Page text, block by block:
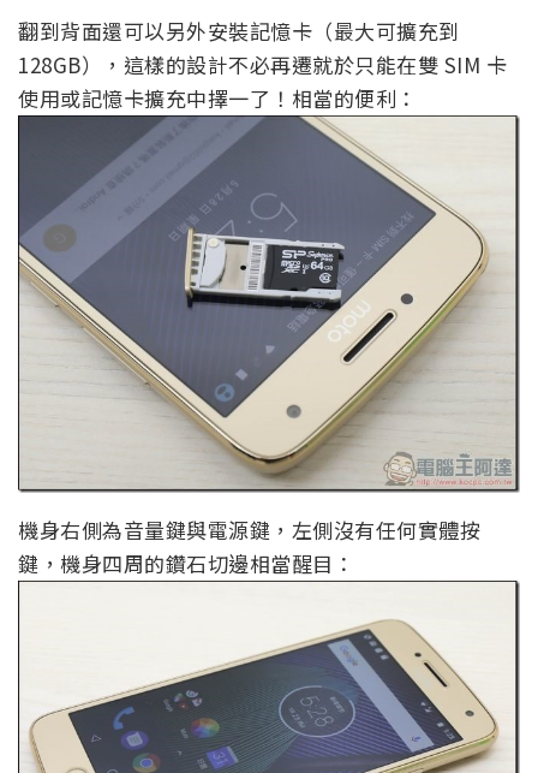
翻到背面還可以另外安裝記憶卡（最大可擴充到
128GB），這樣的設計不必再遷就於只能在雙 SIM 卡
使用或記憶卡擴充中擇一了！相當的便利：
機身右側為音量鍵與電源鍵，左側沒有任何實體按
鍵，機身四周的鑽石切邊相當醒目：